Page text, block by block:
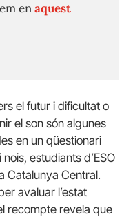
enaquest
el futur i dificultat o
el son són algunes
en un qüestionari
estudiants d’ESO
Catalunya Central.
avaluar l’estat
recompte revela que